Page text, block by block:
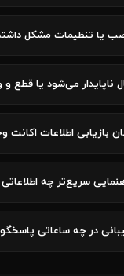
یا تنظیمات مشکل
ناپایدار می‌شود یا قطع
بازیابی اطلاعات اکانت
سریع‌تر چه
در چه ساعاتی